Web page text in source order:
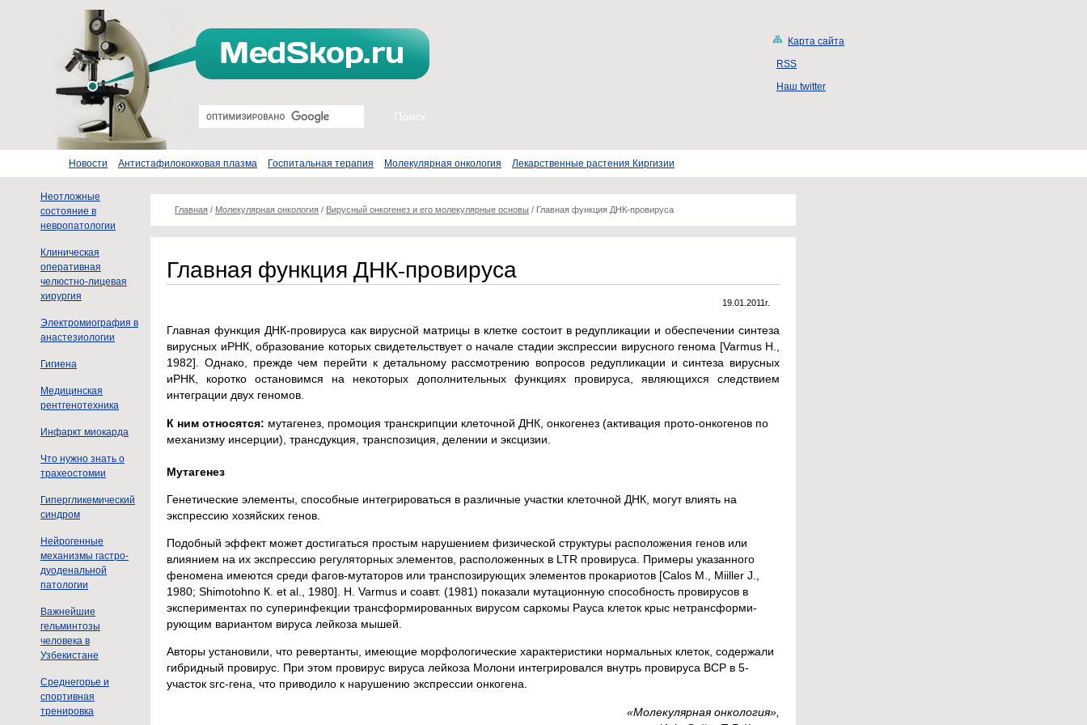
Карта сайта
RSS
Наш twitter
Новости Антистафилококковая плазма Госпитальная терапия Молекулярная онкология Лекарственные растения Киргизии
Неотложные
состояние в
невропатологии
Клиническая
оперативная
челюстно-лицевая
хирургия
Электромиография в
анастезиологии
Гигиена
Медицинская
рентгенотехника
Инфаркт миокарда
Что нужно знать о
трахеостомии
Гипергликемический
синдром
Нейрогенные
механизмы гастро-
дуоденальной
патологии
Важнейшие
гельминтозы
человека в
Узбекистане
Среднегорье и
спортивная
тренировка
Главная / Молекулярная онкология / Вирусный онкогенез и его молекулярные основы / Главная функция ДНК-провируса
Главная функция ДНК-провируса
19.01.2011г.
Главная функция ДНК-провируса как вирусной матрицы в клетке состоит в редупликации и обеспечении синтеза
вирусных иРНК, образование которых свидетельствует о начале стадии экспрессии вирусного генома [Varmus H.,
1982]. Однако, прежде чем перейти к детальному рассмотрению вопросов редупликации и синтеза вирусных
иРНК, коротко остановимся на некоторых дополнительных функциях провируса, являющихся следствием
интеграции двух геномов.
К ним относятся: мутагенез, промоция транскрипции клеточной ДНК, онкогенез (активация прото-онкогенов по
механизму инсерции), трансдукция, транспозиция, делении и эксцизии.
Мутагенез
Генетические элементы, способные интегрироваться в различные участки клеточной ДНК, могут влиять на
экспрессию хозяйских генов.
Подобный эффект может достигаться простым нарушением физической структуры расположения генов или
влиянием на их экспрессию регуляторных элементов, расположенных в LTR провируса. Примеры указанного
феномена имеются среди фагов-мутаторов или транспозирующих элементов прокариотов [Calos M., Miiller J.,
1980; Shimotohno К. et al., 1980]. H. Varmus и соавт. (1981) показали мутационную способность провирусов в
экспериментах по суперинфекции трансформированных вирусом саркомы Рауса клеток крыс нетрансформи-
рующим вариантом вируса лейкоза мышей.
Авторы установили, что ревертанты, имеющие морфологические характеристики нормальных клеток, содержали
гибридный провирус. При этом провирус вируса лейкоза Молони интегрировался внутрь провируса ВСР в 5-
участок src-гена, что приводило к нарушению экспрессии онкогена.
«Молекулярная онкология»,